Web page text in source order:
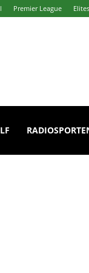
Premier League